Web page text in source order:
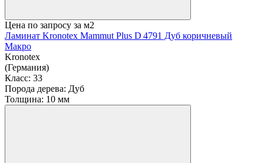
Цена по запросу за м2
Ламинат Kronotex Mammut Plus D 4791 Дуб коричневый
Макро
Kronotex
(Германия)
Класс: 33
Порода дерева: Дуб
Толщина: 10 мм